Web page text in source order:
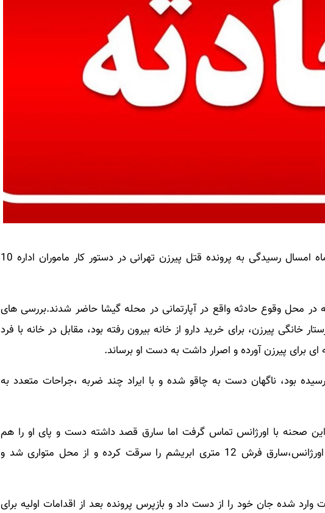
ساعت حدود 11 شب 7 تیرماه امسال رسیدگی به پرونده قتل پیرزن تهرانی در دستور کار ماموران اداره 10
در محل وقوع حادثه واقع در آپارتمانی در محله گیشا حاضر شدند.بررسی های
خانگی پیرزن، برای خرید دارو از خانه بیرون رفته بود، مقابل در خانه با فرد
برای پیرزن آورده و اصرار داشت به دست او برساند.
بود، ناگهان دست به چاقو شده و با ایراد چند ضربه ،جراحات متعدد به
این صحنه با اورژانس تماس گرفت اما سارق قصد داشته دست و پای او را هم
ببندد.با توجه به سررسیدن امدادگران اورژانس،سارق فرش 12 متری ابریشم را سرقت کرده و از محل متواری شد و
شده جان خود را از دست داد و بازپرس پرونده بعد از اقدامات اولیه برای